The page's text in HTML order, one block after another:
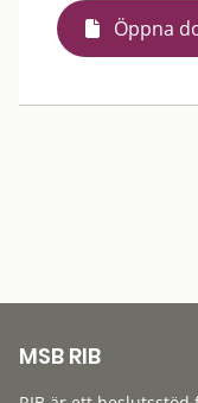
Öppna
MSB RIB